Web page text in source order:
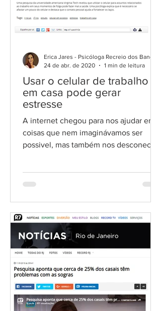
Usar o celular de trabalho
em casa pode gerar
estresse
A internet chegou para nos ajudar em
coisas que nem imaginávamos ser
possivel, mas também nos desconectou
24 de abr. de 2020
1 min de leitura